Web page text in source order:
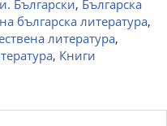
Български, Българска
българска литература,
литература,
, Книги